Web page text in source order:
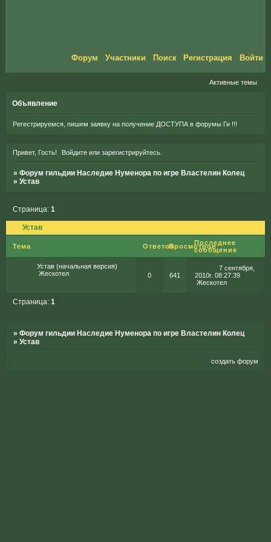
Форум Участники Поиск Регистрация Войти
Активные темы
Объявление
Регестрируемся, пишем заявку на получение ДОСТУПА в форумы Ги !!!
Привет, Гость! Войдите илизарегистрируйтесь
»Форум гильдии Наследие Нуменора по игре Властелин Колец
»Устав
Устав
Страница:1
Тема ОтветовПросмотров
Последнее
сообщение
Устав (начальная версия)
Жескотел
0 641
7 сентября,
2010г. 08:27:39
Жескотел
Страница:1
»Форум гильдии Наследие Нуменора по игре Властелин Колец
»Устав
создать форум